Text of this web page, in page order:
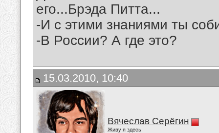
его...Брэда Питта...
-И с этими знаниями ты
-В России? А где это?
15.03.2010, 10:40
Вячеслав Серёгин
Живу я здесь